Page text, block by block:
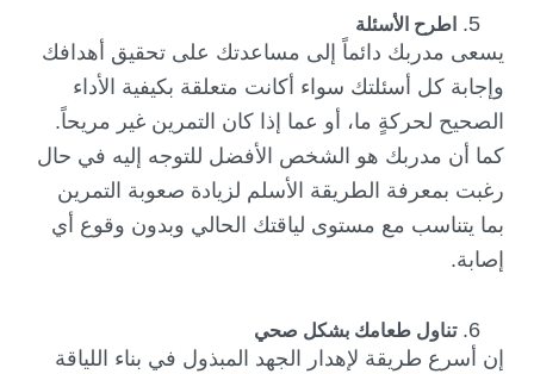
اطرح الأسئلة
يسعى مدربك دائماً إلى مساعدتك على تحقيق أهدافك
وإجابة كل أسئلتك سواء أكانت متعلقة بكيفية الأداء
الصحيح لحركةٍ ما، أو عما إذا كان التمرين غير مريحاً.
كما أن مدربك هو الشخص الأفضل للتوجه إليه في حال
رغبت بمعرفة الطريقة الأسلم لزيادة صعوبة التمرين
بما يتناسب مع مستوى لياقتك الحالي وبدون وقوع أي
إصابة.
تناول طعامك بشكل صحي
إن أسرع طريقة لإهدار الجهد المبذول في بناء اللياقة